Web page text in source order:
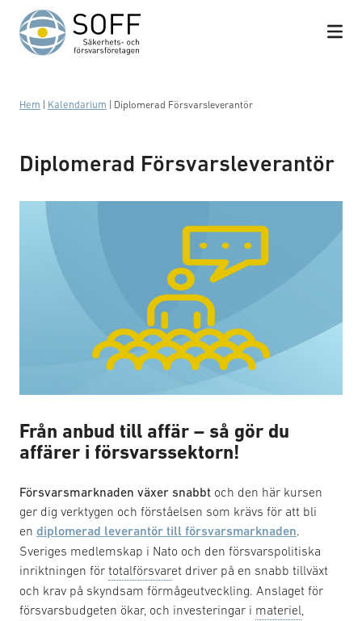
Hoppa till innehåll
Hem Kalendarium Diplomerad Försvarsleverantör
Diplomerad Försvarsleverantör
Från anbud till affär – så gör du
affärer i försvarssektorn!
Försvarsmarknaden växer snabbt och den här kursen
ger dig verktygen och förståelsen som krävs för att bli
en diplomerad leverantör till försvarsmarknaden.
Sveriges medlemskap i Nato och den försvarspolitiska
inriktningen för totalförsvaret driver på en snabb tillväxt
och krav på skyndsam förmågeutveckling. Anslaget för
försvarsbudgeten ökar, och investeringar i materiel